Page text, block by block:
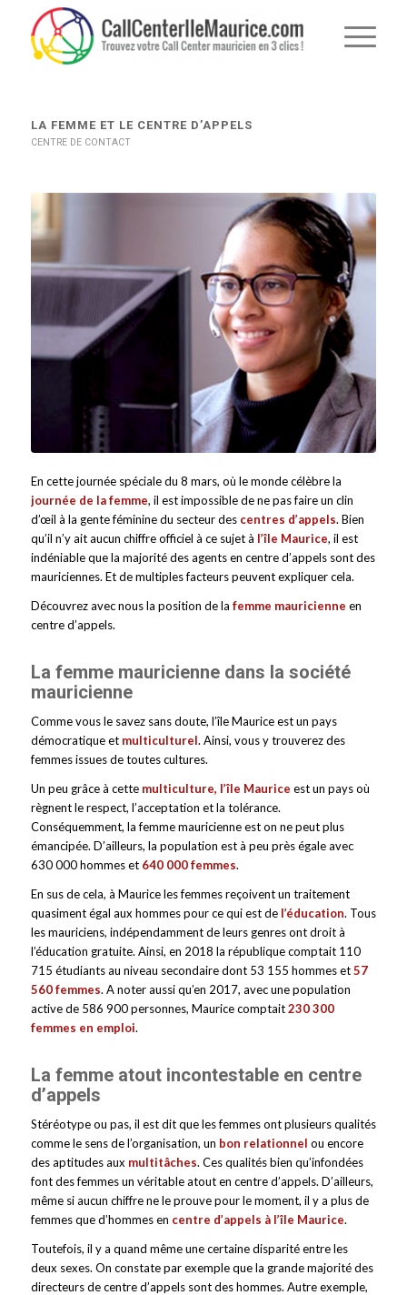
LA FEMME ET LE CENTRE D’APPELS
CENTRE DE CONTACT
En cette journée spéciale du 8 mars, où le monde célèbre la
journée de la femme, il est impossible de ne pas faire un clin
d’œil à la gente féminine du secteur des centres d’appels. Bien
qu’il n’y ait aucun chiffre officiel à ce sujet à l’île Maurice, il est
indéniable que la majorité des agents en centre d’appels sont des
mauriciennes. Et de multiples facteurs peuvent expliquer cela.
Découvrez avec nous la position de la femme mauricienne en
centre d’appels.
La femme mauricienne dans la société
mauricienne
Comme vous le savez sans doute, l’île Maurice est un pays
démocratique et multiculturel. Ainsi, vous y trouverez des
femmes issues de toutes cultures.
Un peu grâce à cette multiculture, l’île Maurice est un pays où
règnent le respect, l’acceptation et la tolérance.
Conséquemment, la femme mauricienne est on ne peut plus
émancipée. D’ailleurs, la population est à peu près égale avec
630 000 hommes et 640 000 femmes.
En sus de cela, à Maurice les femmes reçoivent un traitement
quasiment égal aux hommes pour ce qui est de l’éducation. Tous
les mauriciens, indépendamment de leurs genres ont droit à
l’éducation gratuite. Ainsi, en 2018 la république comptait 110
715 étudiants au niveau secondaire dont 53 155 hommes et57
560 femmes. A noter aussi qu’en 2017, avec une population
active de 586 900 personnes, Maurice comptait230 300
femmes en emploi.
La femme atout incontestable en centre
d’appels
Stéréotype ou pas, il est dit que les femmes ont plusieurs qualités
comme le sens de l’organisation, un bon relationnel ou encore
des aptitudes aux multitâches. Ces qualités bien qu’infondées
font des femmes un véritable atout en centre d’appels. D’ailleurs,
même si aucun chiffre ne le prouve pour le moment, il y a plus de
femmes que d’hommes en centre d’appels à l’île Maurice.
Toutefois, il y a quand même une certaine disparité entre les
deux sexes. On constate par exemple que la grande majorité des
directeurs de centre d’appels sont des hommes. Autre exemple,